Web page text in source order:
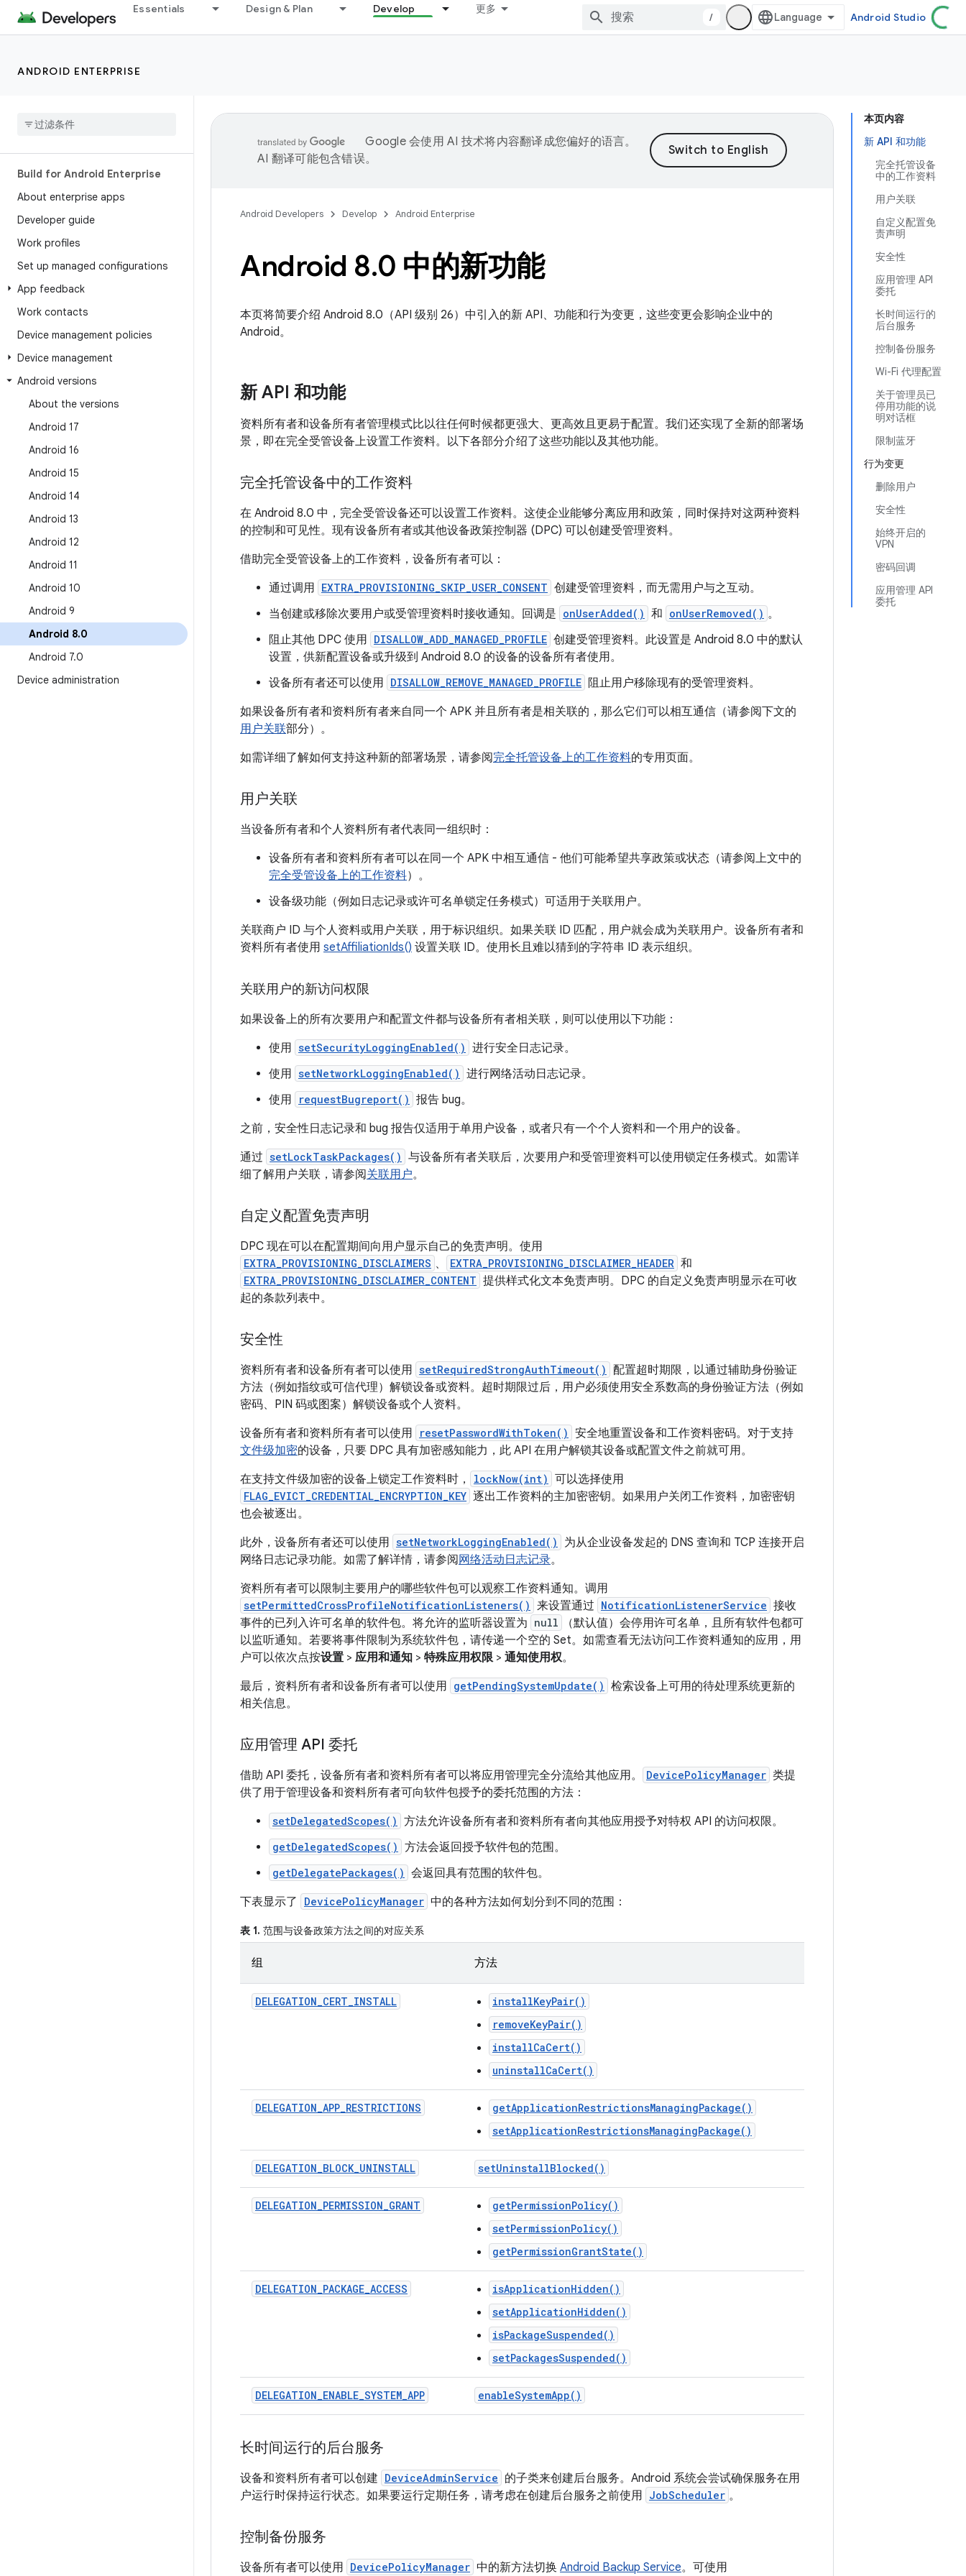
Essentials Design & Plan Develop 更多
/ Android Studio
ANDROID ENTERPRISE
Build for Android Enterprise
About enterprise apps
Developer guide
Work profiles
Set up managed configurations
App feedback
Work contacts
Device management policies
Device management
Android versions
About the versions
Android 17
Android 16
Android 15
Android 14
Android 13
Android 12
Android 11
Android 10
Android 9
Android 8.0
Android 7.0
Device administration
本页内容
新 API 和功能
完全托管设备
中的工作资料
用户关联
自定义配置免
责声明
安全性
应用管理 API
委托
长时间运行的
后台服务
控制备份服务
Wi-Fi 代理配置
关于管理员已
停用功能的说
明对话框
限制蓝牙
行为变更
删除用户
安全性
始终开启的
VPN
密码回调
应用管理 API
委托
Google 会使用 AI 技术将内容翻译成您偏好的语言。
AI 翻译可能包含错误。
Android Developers Develop Android Enterprise
Android 8.0 中的新功能
本页将简要介绍 Android 8.0（API 级别 26）中引入的新 API、功能和行为变更，这些变更会影响企业中的
Android。
新 API 和功能
资料所有者和设备所有者管理模式比以往任何时候都更强大、更高效且更易于配置。我们还实现了全新的部署场
景，即在完全受管设备上设置工作资料。以下各部分介绍了这些功能以及其他功能。
完全托管设备中的工作资料
在 Android 8.0 中，完全受管设备还可以设置工作资料。这使企业能够分离应用和政策，同时保持对这两种资料
的控制和可见性。现有设备所有者或其他设备政策控制器 (DPC) 可以创建受管理资料。
借助完全受管设备上的工作资料，设备所有者可以：
通过调用 EXTRA_PROVISIONING_SKIP_USER_CONSENT 创建受管理资料，而无需用户与之互动。
当创建或移除次要用户或受管理资料时接收通知。回调是 onUserAdded() 和 onUserRemoved() 。
阻止其他 DPC 使用 DISALLOW_ADD_MANAGED_PROFILE 创建受管理资料。此设置是 Android 8.0 中的默认
设置，供新配置设备或升级到 Android 8.0 的设备的设备所有者使用。
设备所有者还可以使用 DISALLOW_REMOVE_MANAGED_PROFILE 阻止用户移除现有的受管理资料。
如果设备所有者和资料所有者来自同一个 APK 并且所有者是相关联的，那么它们可以相互通信（请参阅下文的
用户关联部分）。
如需详细了解如何支持这种新的部署场景，请参阅完全托管设备上的工作资料的专用页面。
用户关联
当设备所有者和个人资料所有者代表同一组织时：
设备所有者和资料所有者可以在同一个 APK 中相互通信 - 他们可能希望共享政策或状态（请参阅上文中的
完全受管设备上的工作资料）。
设备级功能（例如日志记录或许可名单锁定任务模式）可适用于关联用户。
关联商户 ID 与个人资料或用户关联，用于标识组织。如果关联 ID 匹配，用户就会成为关联用户。设备所有者和
资料所有者使用 setAffiliationIds() 设置关联 ID。使用长且难以猜到的字符串 ID 表示组织。
关联用户的新访问权限
如果设备上的所有次要用户和配置文件都与设备所有者相关联，则可以使用以下功能：
使用 setSecurityLoggingEnabled() 进行安全日志记录。
使用 setNetworkLoggingEnabled() 进行网络活动日志记录。
使用
requestBugreport() 报告 bug。
之前，安全性日志记录和 bug 报告仅适用于单用户设备，或者只有一个个人资料和一个用户的设备。
通过 setLockTaskPackages() 与设备所有者关联后，次要用户和受管理资料可以使用锁定任务模式。如需详
细了解用户关联，请参阅关联用户。
自定义配置免责声明
DPC 现在可以在配置期间向用户显示自己的免责声明。使用
EXTRA_PROVISIONING_DISCLAIMERS 、 EXTRA_PROVISIONING_DISCLAIMER_HEADER 和
EXTRA_PROVISIONING_DISCLAIMER_CONTENT 提供样式化文本免责声明。DPC 的自定义免责声明显示在可收
起的条款列表中。
安全性
资料所有者和设备所有者可以使用 setRequiredStrongAuthTimeout() 配置超时期限，以通过辅助身份验证
方法（例如指纹或可信代理）解锁设备或资料。超时期限过后，用户必须使用安全系数高的身份验证方法（例如
密码、PIN 码或图案）解锁设备或个人资料。
设备所有者和资料所有者可以使用
resetPasswordWithToken() 安全地重置设备和工作资料密码。对于支持
文件级加密的设备，只要 DPC 具有加密感知能力，此 API 在用户解锁其设备或配置文件之前就可用。
在支持文件级加密的设备上锁定工作资料时，
lockNow(int) 可以选择使用
FLAG_EVICT_CREDENTIAL_ENCRYPTION_KEY 逐出工作资料的主加密密钥。如果用户关闭工作资料，加密密钥
也会被逐出。
此外，设备所有者还可以使用 setNetworkLoggingEnabled()
为从企业设备发起的 DNS 查询和 TCP 连接开启
网络日志记录功能。如需了解详情，请参阅 网络活动日志记录。
资料所有者可以限制主要用户的哪些软件包可以观察工作资料通知。调用
setPermittedCrossProfileNotificationListeners() 来设置通过 NotificationListenerService 接收
事件的已列入许可名单的软件包。将允许的监听器设置为 null
（默认值）会停用许可名单，且所有软件包都可
以监听通知。若要将事件限制为系统软件包，请传递一个空的 Set。如需查看无法访问工作资料通知的应用，用
户可以依次点按设置 > 应用和通知 > 特殊应用权限> 通知使用权。
最后，资料所有者和设备所有者可以使用 getPendingSystemUpdate() 检索设备上可用的待处理系统更新的
相关信息。
应用管理 API 委托
借助 API 委托，设备所有者和资料所有者可以将应用管理完全分流给其他应用。 DevicePolicyManager 类提
供了用于管理设备和资料所有者可向软件包授予的委托范围的方法：
setDelegatedScopes() 方法允许设备所有者和资料所有者向其他应用授予对特权 API 的访问权限。
getDelegatedScopes() 方法会返回授予软件包的范围。
getDelegatePackages() 会返回具有范围的软件包。
下表显示了
DevicePolicyManager 中的各种方法如何划分到不同的范围：
表 1. 范围与设备政策方法之间的对应关系
组 方法
DELEGATION_CERT_INSTALL
installKeyPair()
removeKeyPair()
installCaCert()
uninstallCaCert()
DELEGATION_APP_RESTRICTIONS
getApplicationRestrictionsManagingPackage()
setApplicationRestrictionsManagingPackage()
DELEGATION_BLOCK_UNINSTALL setUninstallBlocked( )
DELEGATION_PERMISSION_GRANT
getPermissionPolicy()
setPermissionPolicy()
getPermissionGrantState()
DELEGATION_PACKAGE_ACCESS
isApplicationHidden()
setApplicationHidden()
isPackageSuspended()
setPackagesSuspended()
DELEGATION_ENABLE_SYSTEM_APP enableSystemApp( )
长时间运行的后台服务
设备和资料所有者可以创建 DeviceAdminService 的子类来创建后台服务。Android 系统会尝试确保服务在用
户运行时保持运行状态。如果要运行定期任务，请考虑在创建后台服务之前使用 JobScheduler 。
控制备份服务
设备所有者可以使用 DevicePolicyManager 中的新方法切换 Android Backup Service。可使用